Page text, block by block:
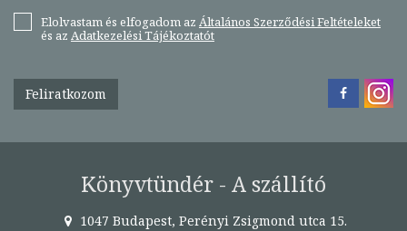
Elolvastam és elfogadom az Általános Szerződési Feltételeket
és az Adatkezelési Tájékoztatót
Feliratkozom
Könyvtündér - A szállító
1047 Budapest, Perényi Zsigmond utca 15.